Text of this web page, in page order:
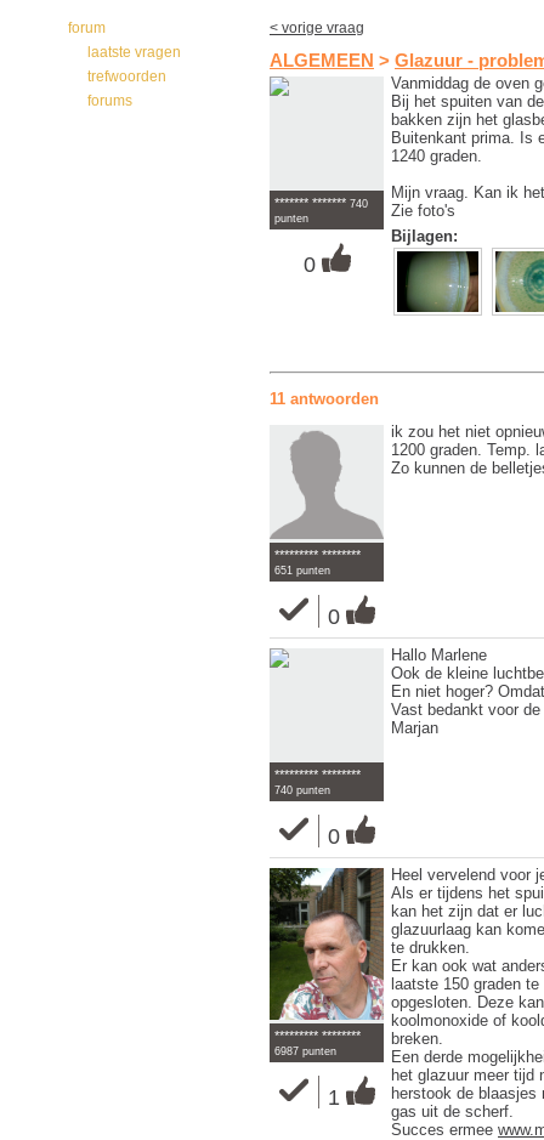
forum
laatste vragen
trefwoorden
forums
< vorige vraag
ALGEMEEN > Glazuur -
******* ******* 740
punten
0
Vanmiddag de oven
Bij het spuiten van
bakken zijn het
Buitenkant prima. Is
1240 graden.
Mijn vraag. Kan ik
Zie foto's
Bijlagen:
11 antwoorden
********* ********
651 punten
0
ik zou het niet
1200 graden. Temp.
Zo kunnen de
********* ********
740 punten
0
Hallo Marlene
Ook de kleine
En niet hoger?
Vast bedankt voor de
Marjan
********* ********
6987 punten
1
Heel vervelend voor
Als er tijdens het
kan het zijn dat er
glazuurlaag kan
te drukken.
Er kan ook wat
laatste 150 graden
opgesloten. Deze
koolmonoxide of
breken.
Een derde
het glazuur meer tijd
herstook de
gas uit de scherf.
Succes ermee